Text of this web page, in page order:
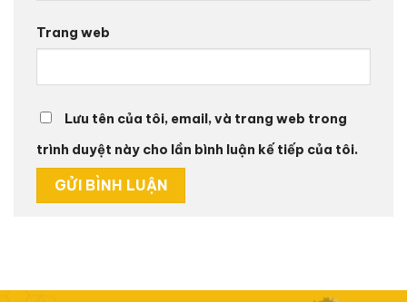
Trang web
Lưu tên của tôi, email, và trang web trong
trình duyệt này cho lần bình luận kế tiếp của tôi.